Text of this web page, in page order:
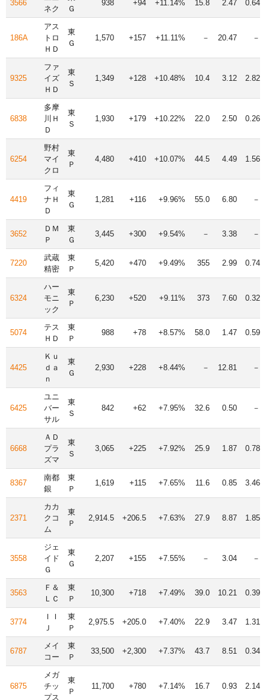
3566
ネク
Ｇ
938 +94 +11.14% 15.8 2.47 0.64
186A
アス
トロ
ＨＤ
東
Ｇ
1,570 +157 +11.11% － 20.47 －
9325
ファ
イズ
ＨＤ
東
Ｓ
1,349 +128 +10.48% 10.4 3.12 2.82
6838
多摩
川Ｈ
Ｄ
東
Ｓ
1,930 +179 +10.22% 22.0 2.50 0.26
6254
野村
マイ
クロ
東
Ｐ
4,480 +410 +10.07% 44.5 4.49 1.56
4419
フィ
ナＨ
Ｄ
東
Ｇ
1,281 +116 +9.96% 55.0 6.80 －
3652
ＤＭ
Ｐ
東
Ｇ
3,445 +300 +9.54% － 3.38 －
7220
武蔵
精密
東
Ｐ
5,420 +470 +9.49% 355 2.99 0.74
6324
ハー
モニ
ック
東
Ｐ
6,230 +520 +9.11% 373 7.60 0.32
5074
テス
ＨＤ
東
Ｐ
988 +78 +8.57% 58.0 1.47 0.59
4425
Ｋｕ
ｄａ
ｎ
東
Ｇ
2,930 +228 +8.44% － 12.81 －
6425
ユニ
バー
サル
東
Ｓ
842 +62 +7.95% 32.6 0.50 －
6668
ＡＤ
プラ
ズマ
東
Ｓ
3,065 +225 +7.92% 25.9 1.87 0.78
8367
南都
銀
東
Ｐ
1,619 +115 +7.65% 11.6 0.85 3.46
2371
カカ
クコ
ム
東
Ｐ
2,914.5 +206.5 +7.63% 27.9 8.87 1.85
3558
ジェ
イド
Ｇ
東
Ｇ
2,207 +155 +7.55% － 3.04 －
3563
Ｆ＆
ＬＣ
東
Ｐ
10,300 +718 +7.49% 39.0 10.21 0.39
3774
ＩＩ
Ｊ
東
Ｐ
2,975.5 +205.0 +7.40% 22.9 3.47 1.31
6787
メイ
コー
東
Ｐ
33,500 +2,300 +7.37% 43.7 8.51 0.34
6875
メガ
チッ
プス
東
Ｐ
11,700 +780 +7.14% 16.7 0.93 2.14